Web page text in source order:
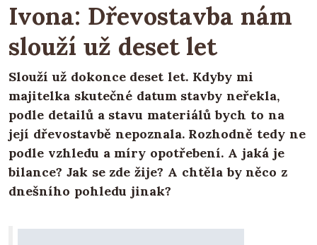
Ivona: Dřevostavba nám
slouží už deset let
Slouží už dokonce deset let. Kdyby mi
majitelka skutečné datum stavby neřekla,
podle detailů a stavu materiálů bych to na
její dřevostavbě nepoznala. Rozhodně tedy ne
podle vzhledu a míry opotřebení. A jaká je
bilance? Jak se zde žije? A chtěla by něco z
dnešního pohledu jinak?